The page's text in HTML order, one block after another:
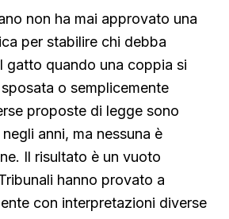
non ha mai approvato una
per stabilire chi debba
gatto quando una coppia si
o semplicemente
proposte di legge sono
anni, ma nessuna è
Il risultato è un vuoto
hanno provato a
con interpretazioni diverse